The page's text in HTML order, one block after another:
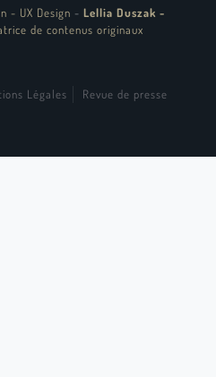
- UX Design - Lellia Duszak -
de contenus originaux
Légales Revue de presse